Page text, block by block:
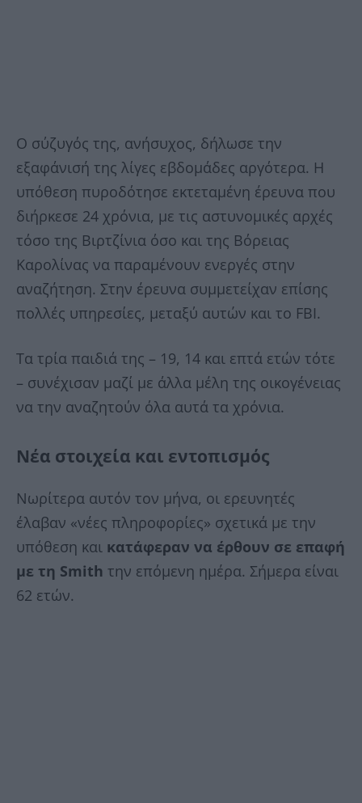
Ο σύζυγός της, ανήσυχος, δήλωσε την
εξαφάνισή της λίγες εβδομάδες αργότερα. Η
υπόθεση πυροδότησε εκτεταμένη έρευνα που
διήρκεσε 24 χρόνια, με τις αστυνομικές αρχές
τόσο της Βιρτζίνια όσο και της Βόρειας
Καρολίνας να παραμένουν ενεργές στην
αναζήτηση. Στην έρευνα συμμετείχαν επίσης
πολλές υπηρεσίες, μεταξύ αυτών και το FBI.
Τα τρία παιδιά της – 19, 14 και επτά ετών τότε
– συνέχισαν μαζί με άλλα μέλη της οικογένειας
να την αναζητούν όλα αυτά τα χρόνια.
Νέα στοιχεία και εντοπισμός
Νωρίτερα αυτόν τον μήνα, οι ερευνητές
έλαβαν «νέες πληροφορίες» σχετικά με την
υπόθεση και κατάφεραν να έρθουν σε επαφή
με τη Smith την επόμενη ημέρα. Σήμερα είναι
62 ετών.